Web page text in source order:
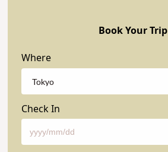
Book Your Trip
Where
Check In